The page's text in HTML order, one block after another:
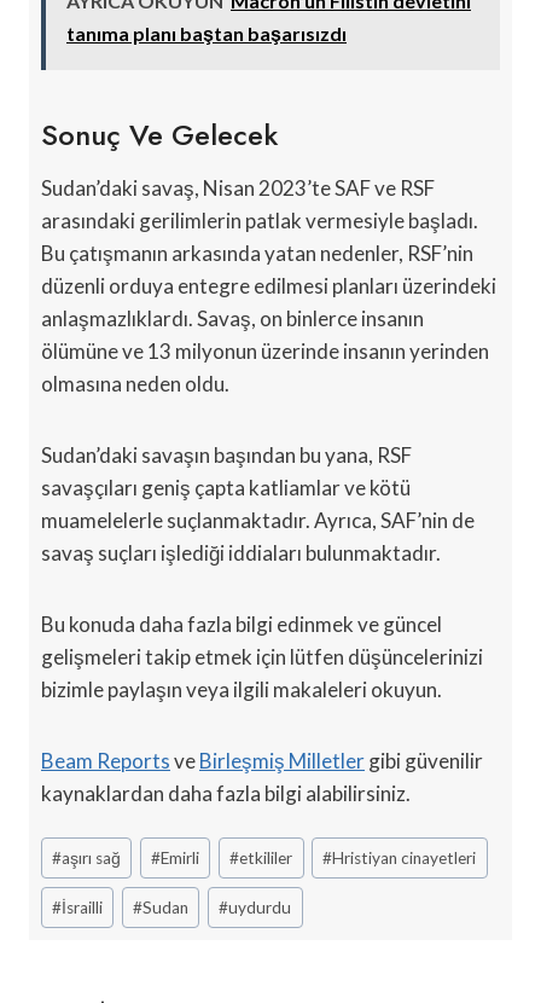
tanıma planı baştan başarısızdı
Sonuç Ve Gelecek
Sudan’daki savaş, Nisan 2023’te SAF ve RSF
arasındaki gerilimlerin patlak vermesiyle başladı.
Bu çatışmanın arkasında yatan nedenler, RSF’nin
düzenli orduya entegre edilmesi planları üzerindeki
anlaşmazlıklardı. Savaş, on binlerce insanın
ölümüne ve 13 milyonun üzerinde insanın yerinden
olmasına neden oldu.
Sudan’daki savaşın başından bu yana, RSF
savaşçıları geniş çapta katliamlar ve kötü
muamelelerle suçlanmaktadır. Ayrıca, SAF’nin de
savaş suçları işlediği iddiaları bulunmaktadır.
Bu konuda daha fazla bilgi edinmek ve güncel
gelişmeleri takip etmek için lütfen düşüncelerinizi
bizimle paylaşın veya ilgili makaleleri okuyun.
Beam ReportsveBirleşmiş Milletlergibi güvenilir
kaynaklardan daha fazla bilgi alabilirsiniz.
Post
Tags:
#aşırı sağ #Emirli #etkililer #Hristiyan cinayetleri
#İsrailli #Sudan #uydurdu